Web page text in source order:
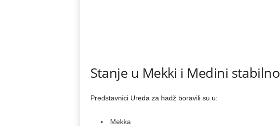
Stanje u Mekki i Medini stabilno
Predstavnici Ureda za hadž boravili su u:
Mekka